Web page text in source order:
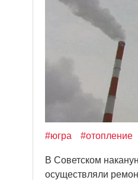
#югра #отопление
В Советском
осуществляли